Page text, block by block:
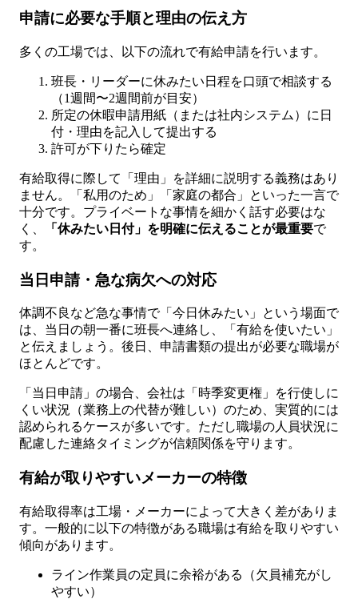
申請に必要な手順と理由の伝え方
多くの工場では、以下の流れで有給申請を行います。
班長・リーダーに休みたい日程を口頭で相談する
（1週間〜2週間前が目安）
所定の休暇申請用紙（または社内システム）に日
付・理由を記入して提出する
許可が下りたら確定
有給取得に際して「理由」を詳細に説明する義務はあり
ません。「私用のため」「家庭の都合」といった一言で
十分です。プライベートな事情を細かく話す必要はな
く、
「休みたい日付」を明確に伝えることが最重要で
す。
当日申請・急な病欠への対応
体調不良など急な事情で「今日休みたい」という場面で
は、当日の朝一番に班長へ連絡し、「有給を使いたい」
と伝えましょう。後日、申請書類の提出が必要な職場が
ほとんどです。
「当日申請」の場合、会社は「時季変更権」を行使しに
くい状況（業務上の代替が難しい）のため、実質的には
認められるケースが多いです。ただし職場の人員状況に
配慮した連絡タイミングが信頼関係を守ります。
有給が取りやすいメーカーの特徴
有給取得率は工場・メーカーによって大きく差がありま
す。一般的に以下の特徴がある職場は有給を取りやすい
傾向があります。
ライン作業員の定員に余裕がある（欠員補充がし
やすい）